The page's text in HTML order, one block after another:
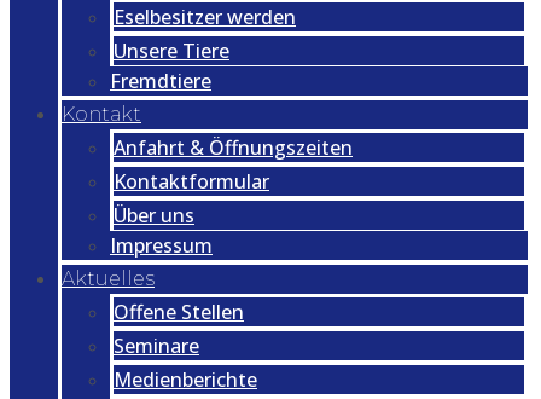
Eselbesitzer werden
Unsere Tiere
Fremdtiere
Kontakt
Anfahrt & Öffnungszeiten
Kontaktformular
Über uns
Impressum
Aktuelles
Offene Stellen
Seminare
Medienberichte